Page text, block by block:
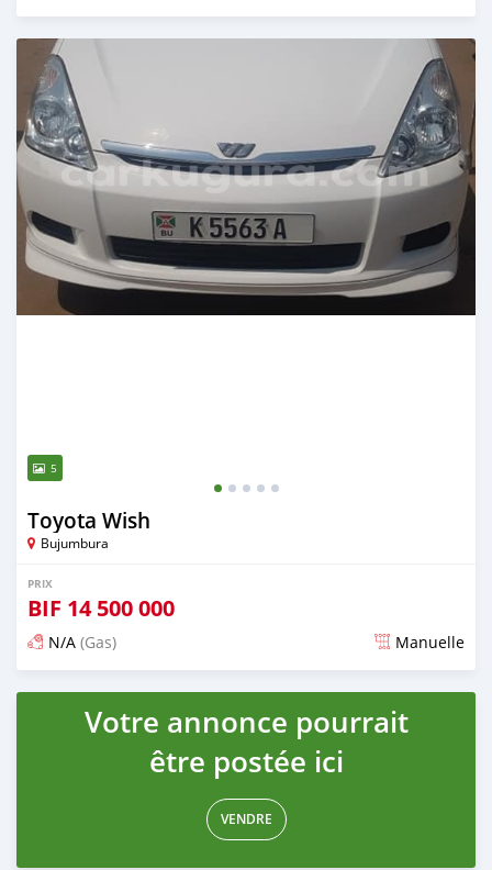
Publié il y a plus de 5 ans
5
Toyota Wish
Bujumbura
PRIX
BIF 14 500 000
N/A (Gas) Manuelle
Publié il y a plus de 5 ans
Votre annonce pourrait
être postée ici
VENDRE